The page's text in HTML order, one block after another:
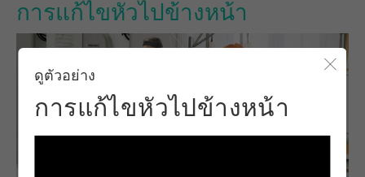
การแก้ไขหัวไปข้างหน้า
ปิดโ
ดูตัวอย่าง
การแก้ไขหัวไปข้างหน้า